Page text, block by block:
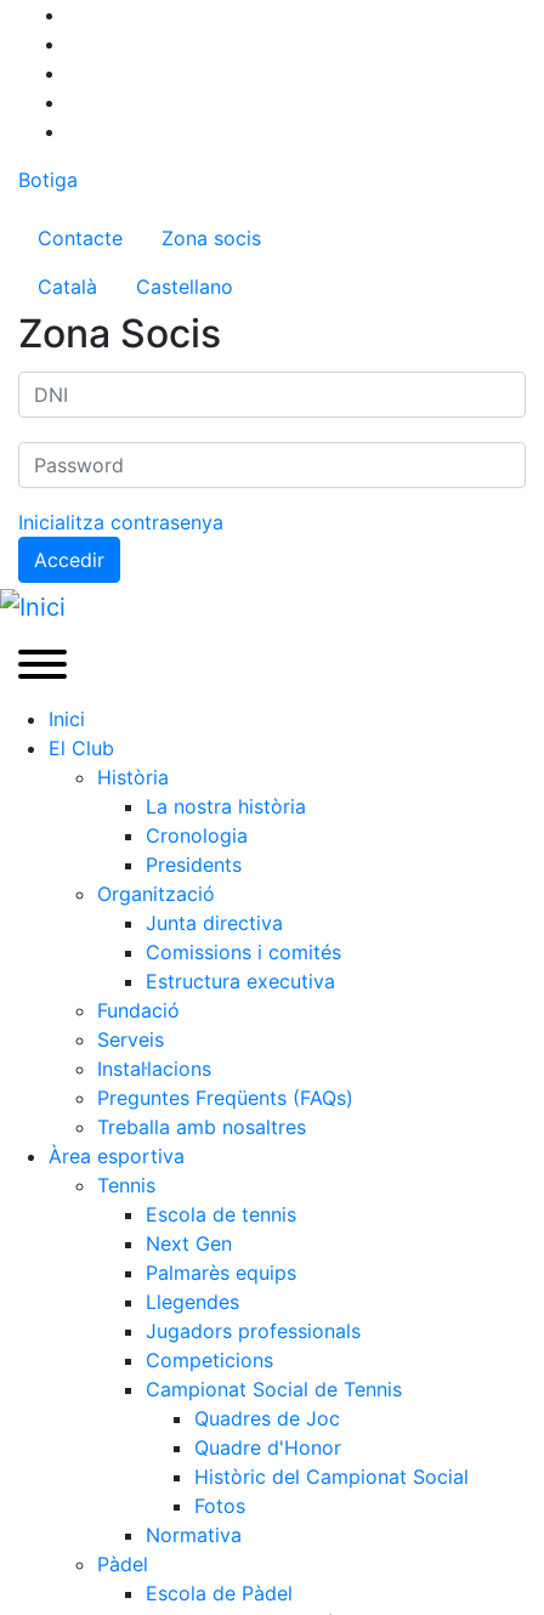
contingut
Botiga
Menú del compte d'usuari
Contacte
Zona socis
Català
Castellano
Zona Socis
Inicialitza contrasenya
Accedir
Inici
El Club
Història
La nostra història
Cronologia
Presidents
Organització
Junta directiva
Comissions i comités
Estructura executiva
Fundació
Serveis
Instal·lacions
Preguntes Freqüents (FAQs)
Treballa amb nosaltres
Àrea esportiva
Tennis
Escola de tennis
Next Gen
Palmarès equips
Llegendes
Jugadors professionals
Competicions
Campionat Social de Tennis
Quadres de Joc
Quadre d'Honor
Històric del Campionat Social
Fotos
Normativa
Pàdel
Escola de Pàdel